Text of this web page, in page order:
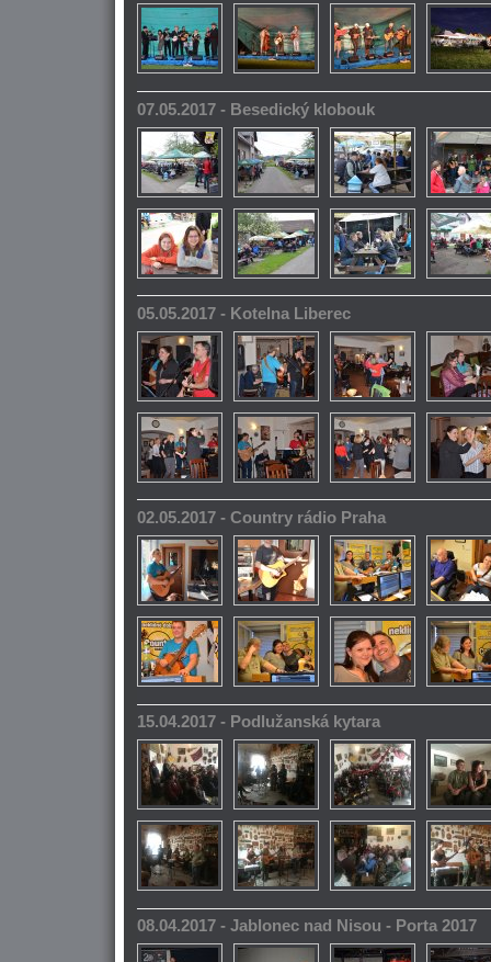
07.05.2017 - Besedický klobouk
05.05.2017 - Kotelna Liberec
02.05.2017 - Country rádio Praha
15.04.2017 - Podlužanská kytara
08.04.2017 - Jablonec nad Nisou - Porta 2017